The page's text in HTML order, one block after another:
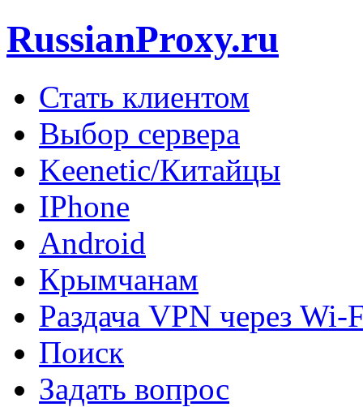
RussianProxy.ru
Стать клиентом
Выбор сервера
Keenetic/Китайцы
IPhone
Android
Крымчанам
Раздача VPN через Wi-
Поиск
Задать вопрос